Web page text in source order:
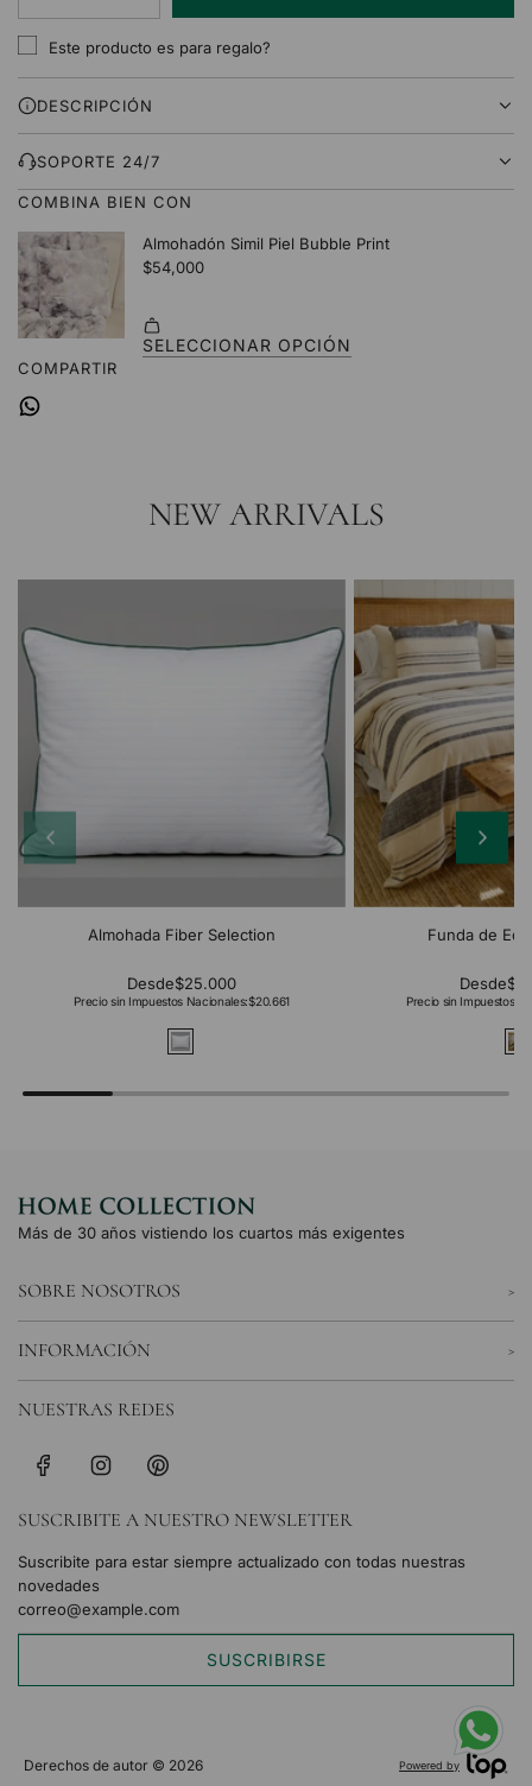
G
N
O
.
Este producto es para regalo?
DESCRIPCIÓN
SOPORTE 24/7
COMBINA BIEN CON
COMPARTIR
NEW ARRIVALS
Almohada Fiber Selection
Desde$25.000
Precio sin Impuestos Nacionales:$20.661
Funda de
Desde
Precio sin Impuestos
Más de 30 años vistiendo los cuartos más exigentes
SOBRE NOSOTROS
INFORMACIÓN
SUSCRIBITE A NUESTRO NEWSLETTER
Suscribite para estar siempre actualizado con todas nuestras
novedades
SUSCRIBIRSE
NUESTRAS REDES
Derechos de autor © 2026 Powered by